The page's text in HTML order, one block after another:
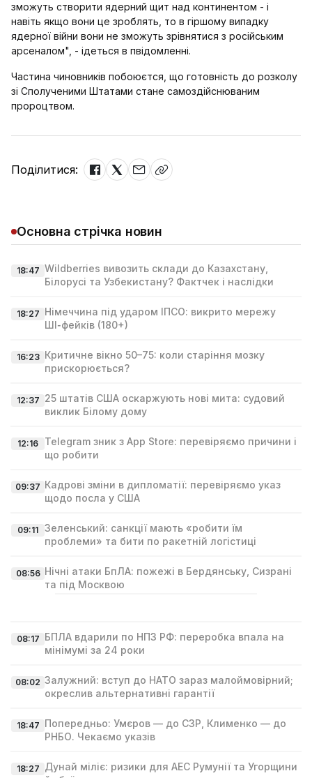
зможуть створити ядерний щит над континентом - і
навіть якщо вони це зроблять, то в гіршому випадку
ядерної війни вони не зможуть зрівнятися з російським
арсеналом", - ідеться в пвідомленні.
Частина чиновників побоюєтся, що готовність до розколу
зі Сполученими Штатами стане самоздійснюваним
пророцтвом.
Поділитися:
Основна стрічка новин
18:47 Wildberries вивозить склади до Казахстану,
Білорусі та Узбекистану? Фактчек і наслідки
18:27 Німеччина під ударом ІПСО: викрито мережу
ШІ‑фейків (180+)
16:23 Критичне вікно 50–75: коли старіння мозку
прискорюється?
12:37 25 штатів США оскаржують нові мита: судовий
виклик Білому дому
12:16
Telegram зник з App Store: перевіряємо причини і
що робити
09:37 Кадрові зміни в дипломатії: перевіряємо указ
щодо посла у США
09:11 Зеленський: санкції мають «робити їм
проблеми» та бити по ракетній логістиці
08:56 Нічні атаки БпЛА: пожежі в Бердянську, Сизрані
та під Москвою
08:17 БПЛА вдарили по НПЗ РФ: переробка впала на
мінімумі за 24 роки
08:02 Залужний: вступ до НАТО зараз малоймовірний;
окреслив альтернативні гарантії
18:47 Попередньо: Умєров — до СЗР, Клименко — до
РНБО. Чекаємо указів
18:27 Дунай міліє: ризики для АЕС Румунії та Угорщини